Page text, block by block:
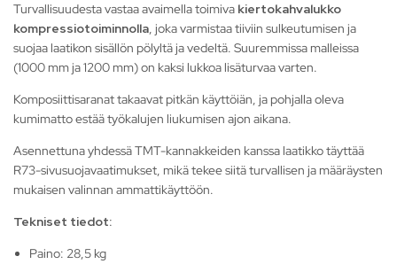
Turvallisuudesta vastaa avaimella toimiva kiertokahvalukko
kompressiotoiminnolla, joka varmistaa tiiviin sulkeutumisen ja
suojaa laatikon sisällön pölyltä ja vedeltä. Suuremmissa malleissa
(1000 mm ja 1200 mm) on kaksi lukkoa lisäturvaa varten.
Komposiittisaranat takaavat pitkän käyttöiän, ja pohjalla oleva
kumimatto estää työkalujen liukumisen ajon aikana.
Asennettuna yhdessä TMT-kannakkeiden kanssa laatikko täyttää
R73-sivusuojavaatimukset, mikä tekee siitä turvallisen ja määräysten
mukaisen valinnan ammattikäyttöön.
Tekniset tiedot:
Paino: 28,5 kg